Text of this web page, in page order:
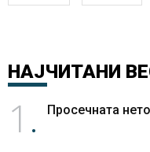
НАЈЧИТАНИ
1 Просечната